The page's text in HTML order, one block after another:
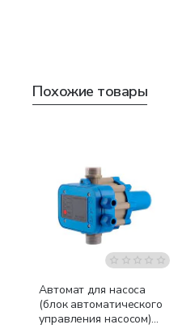
Похожие товары
Автомат для насоса
(блок автоматического
управления насосом)